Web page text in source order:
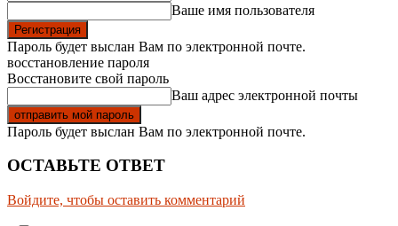
Ваше имя пользователя
Пароль будет выслан Вам по электронной почте.
восстановление пароля
Восстановите свой пароль
Ваш адрес электронной почты
Пароль будет выслан Вам по электронной почте.
ОСТАВЬТЕ ОТВЕТ
Войдите, чтобы оставить комментарий